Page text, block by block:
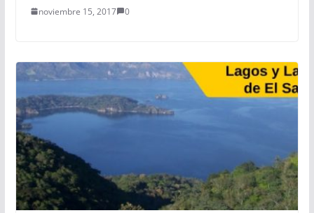
noviembre 15, 2017 0